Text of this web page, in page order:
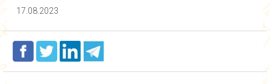
17.08.2023